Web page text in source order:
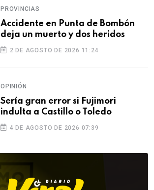
PROVINCIAS
Accidente en Punta de Bombón
deja un muerto y dos heridos
2 DE AGOSTO DE 2026 11:24
OPINIÓN
Sería gran error si Fujimori
indulta a Castillo o Toledo
4 DE AGOSTO DE 2026 07:39